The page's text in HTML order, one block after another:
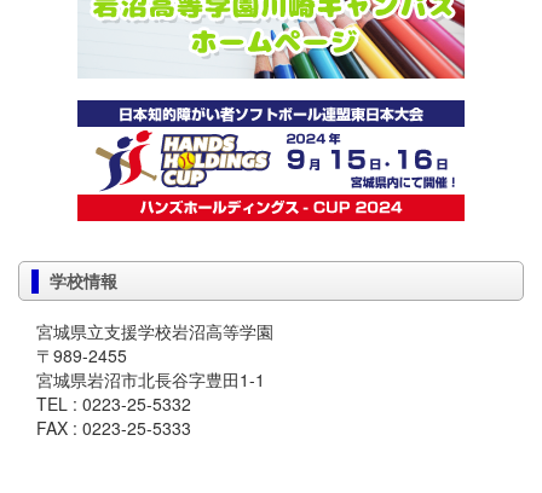
学校情報
宮城県立支援学校岩沼高等学園
〒989-2455
宮城県岩沼市北長谷字豊田1-1
TEL : 0223-25-5332
FAX : 0223-25-5333